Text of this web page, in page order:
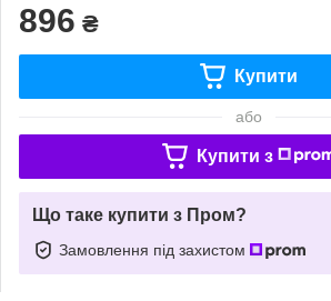
896 ₴
Купити
або
Купити з
Що таке купити з Пром?
Замовлення під захистом